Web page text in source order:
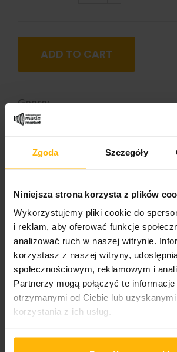
Zgoda Szczegóły
Niniejsza strona korzysta z plików
Wykorzystujemy pliki cookie do
i reklam, aby oferować funkcje
analizować ruch w naszej witrynie.
korzystasz z naszej witryny,
społecznościowym, reklamowym i
Partnerzy mogą połączyć te
otrzymanymi od Ciebie lub
korzystania z ich usług.
ADD TO CART
Genre:
Rock
Prog Rock
DESCRIPTION PRODUCT
Homeless (Pt. 1)
1-1 I. Reflective 8:38
1-2 II. Entitled 4:30
1-3 III. White Ashes 3:20
1-4 IV. Home 6:30 Homeless (Pt. 2)
1-5 I. Homeless 4:38
1-6 II. The Tables Have Turned 4:47
1-8 IV. In Shadows 3:50